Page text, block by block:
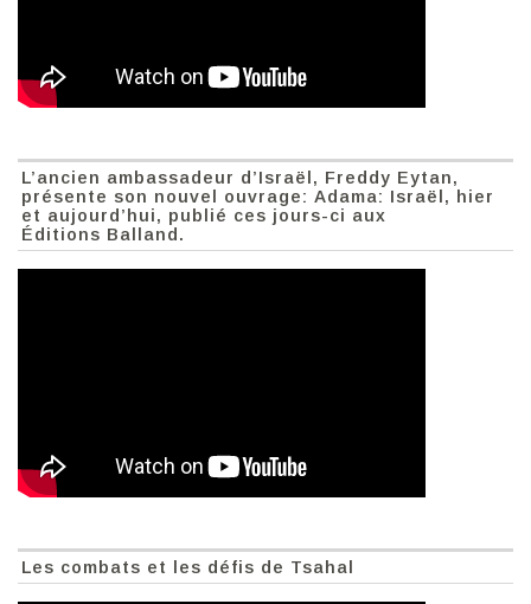
L’ancien ambassadeur d’Israël, Freddy Eytan,
présente son nouvel ouvrage: Adama: Israël, hier
et aujourd’hui, publié ces jours-ci aux
Éditions Balland.
Les combats et les défis de Tsahal